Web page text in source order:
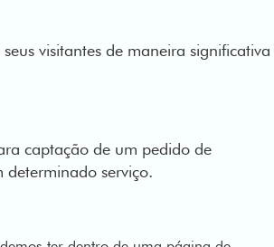
visitantes de maneira significativa
captação de um pedido de
determinado serviço.